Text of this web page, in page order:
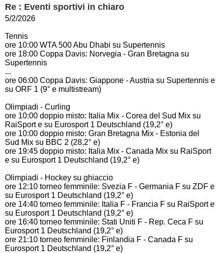
Re : Eventi sportivi in chiaro
5/2/2026
Tennis
ore 10:00 WTA 500 Abu Dhabi su Supertennis
ore 18:00 Coppa Davis: Norvegia - Gran Bretagna su
Supertennis
...
ore 06:00 Coppa Davis: Giappone - Austria su Supertennis e
su ORF 1 (9° e multistream)
Olimpiadi - Curling
ore 10:00 doppio misto: Italia Mix - Corea del Sud Mix su
RaiSport e su Eurosport 1 Deutschland (19,2° e)
ore 10:00 doppio misto: Gran Bretagna Mix - Estonia del
Sud Mix su BBC 2 (28,2° e)
ore 19:45 doppio misto: Italia Mix - Canada Mix su RaiSport
e su Eurosport 1 Deutschland (19,2° e)
Olimpiadi - Hockey su ghiaccio
ore 12:10 torneo femminile: Svezia F - Germania F su ZDF e
su Eurosport 1 Deutschland (19,2° e)
ore 14:40 torneo femminile: Italia F - Francia F su RaiSport e
su Eurosport 1 Deutschland (19,2° e)
ore 16:40 torneo femminile: Stati Uniti F - Rep. Ceca F su
Eurosport 1 Deutschland (19,2° e)
ore 21:10 torneo femminile: Finlandia F - Canada F su
Eurosport 1 Deutschland (19,2° e)